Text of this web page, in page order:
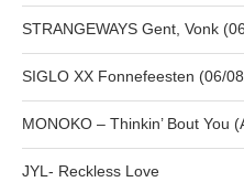
STRANGEWAYS Gent, Vonk
SIGLO XX Fonnefeesten (06/
MONOKO – Thinkin’ Bout You
JYL- Reckless Love